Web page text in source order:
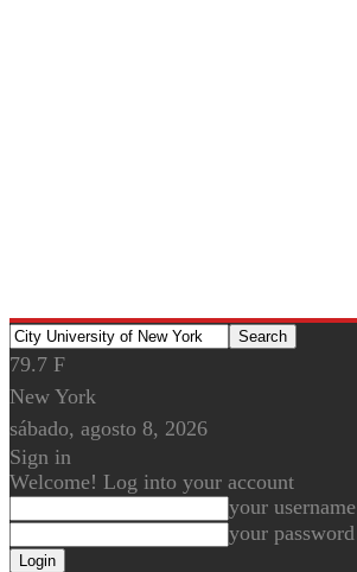
79.7 F
New York
sábado, agosto 8, 2026
Sign in
Welcome! Log into your account
your username
your password